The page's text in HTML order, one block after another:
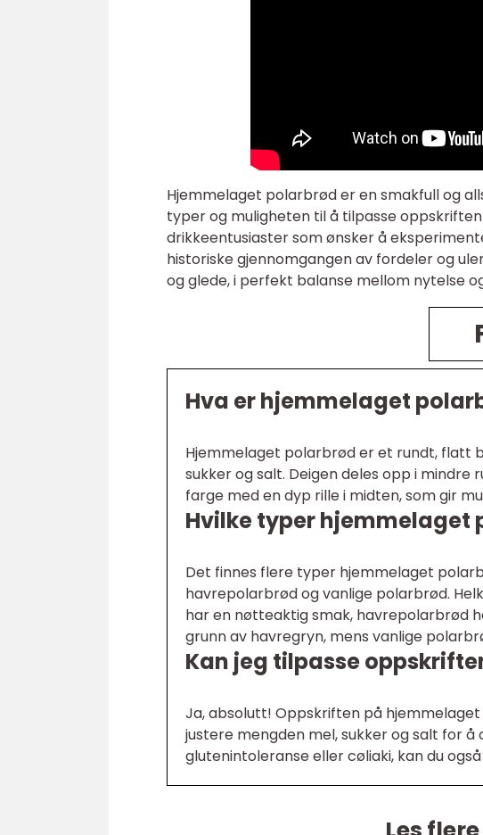
Hjemmelaget polarbrød er en smakfull og
typer og muligheten til å tilpasse
drikkeentusiaster som ønsker å
historiske gjennomgangen av fordeler og
og glede, i perfekt balanse mellom nytelse
Hva er hjemmelaget
Hjemmelaget polarbrød er et rundt, flatt
sukker og salt. Deigen deles opp i
farge med en dyp rille i midten, som gir
Hvilke typer hjemmelaget
Det finnes flere typer hjemmelaget
havrepolarbrød og vanlige polarbrød.
har en nøtteaktig smak, havrepolarbrød
grunn av havregryn, mens vanlige
Kan jeg tilpasse
Ja, absolutt! Oppskriften på
justere mengden mel, sukker og salt for
glutenintoleranse eller cøliaki, kan du